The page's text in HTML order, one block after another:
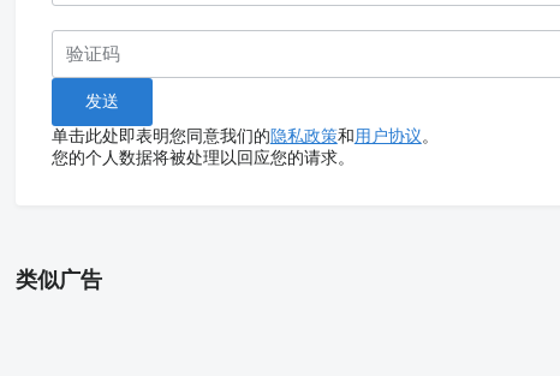
单击此处即表明您同意我们的隐私政策和用户协议。
您的个人数据将被处理以回应您的请求。
类似广告